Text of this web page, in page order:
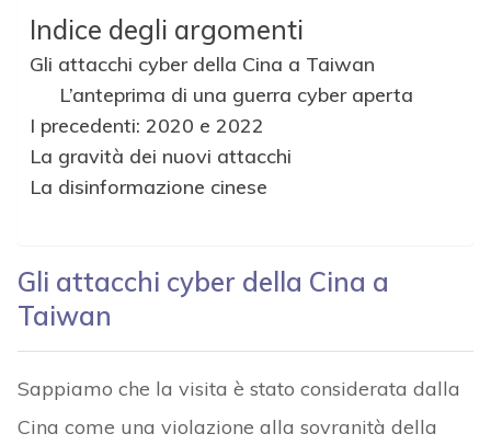
Indice degli argomenti
Gli attacchi cyber della Cina a Taiwan
L’anteprima di una guerra cyber aperta
I precedenti: 2020 e 2022
La gravità dei nuovi attacchi
La disinformazione cinese
Gli attacchi cyber della Cina a
Taiwan
Sappiamo che la visita è stato considerata dalla
Cina come una violazione alla sovranità della